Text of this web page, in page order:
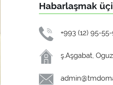
Habarlaşmak
+993 (12) 95-
ş.Aşgabat,